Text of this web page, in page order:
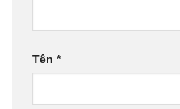
Tên *